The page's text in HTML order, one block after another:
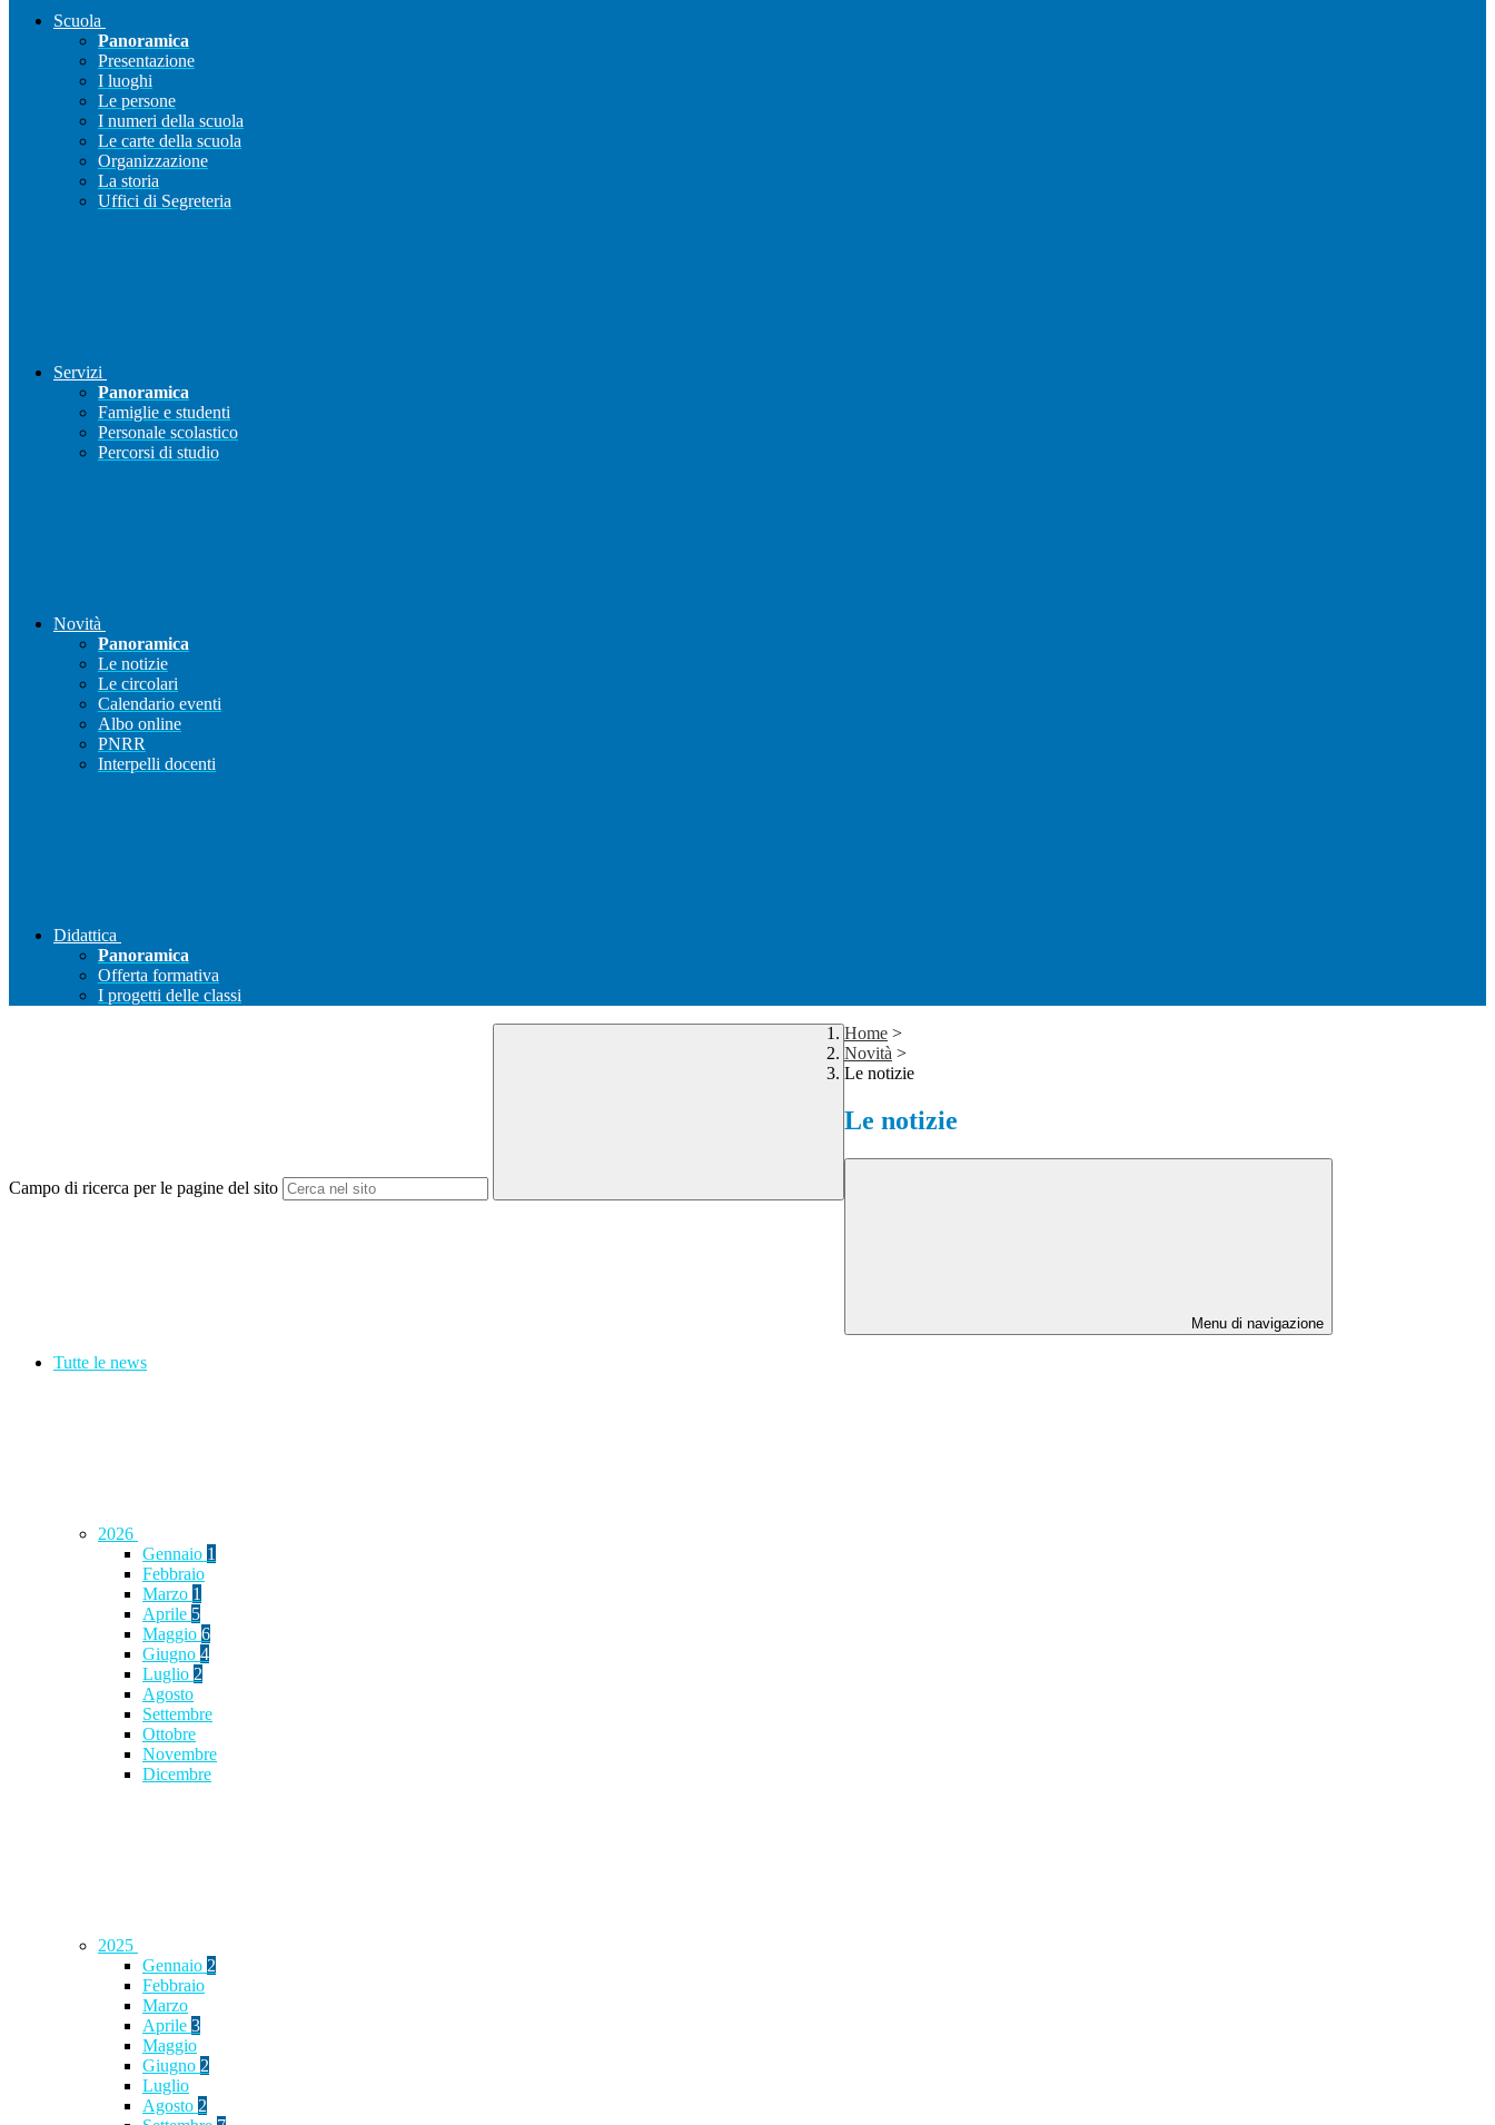
Scuola
Panoramica
Presentazione
I luoghi
Le persone
I numeri della scuola
Le carte della scuola
Organizzazione
La storia
Uffici di Segreteria
Servizi
Panoramica
Famiglie e studenti
Personale scolastico
Percorsi di studio
Novità
Panoramica
Le notizie
Le circolari
Calendario eventi
Albo online
PNRR
Interpelli docenti
Didattica
Panoramica
Offerta formativa
I progetti delle classi
Campo di ricerca per le pagine del sito
Home >
Novità >
Le notizie
Le notizie
Menu di navigazione
Tutte le news
2026
Gennaio 1
Febbraio
Marzo 1
Aprile 5
Maggio 6
Giugno 4
Luglio 2
Agosto
Settembre
Ottobre
Novembre
Dicembre
2025
Gennaio 2
Febbraio
Marzo
Aprile 3
Maggio
Giugno 2
Luglio
Agosto 2